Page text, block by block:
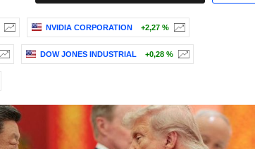
NVIDIA CORPORATION +2,27 %
DOW JONES INDUSTRIAL +0,28 %